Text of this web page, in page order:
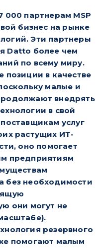
000 партнерам MSP
бизнес на рынке
Эти партнеры
Datto более чем
по всему миру.
в качестве
малые и
внедрять
в свой
услуг
растущих ИТ-
оно помогает
предприятиям
без необходимости
они могут не
резервного
помогают малым